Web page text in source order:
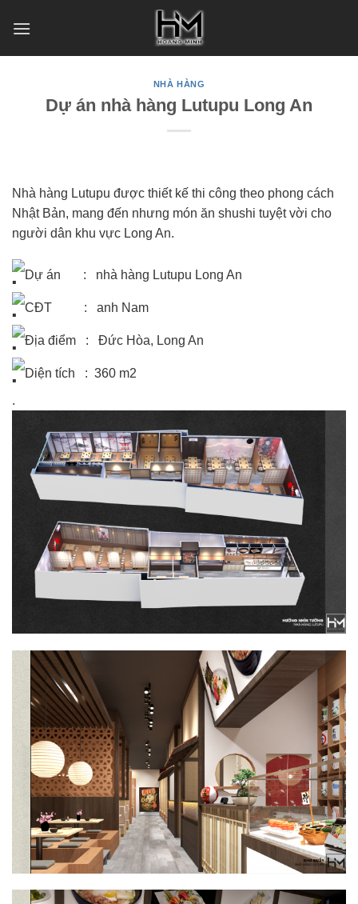
NHÀ HÀNG
Dự án nhà hàng Lutupu Long An
Nhà hàng Lutupu được thiết kế thi công theo phong cách
Nhật Bản, mang đến nhưng món ăn shushi tuyệt vời cho
người dân khu vực Long An.
Dự án : nhà hàng Lutupu Long An
CĐT : anh Nam
Địa điểm : Đức Hòa, Long An
Diện tích : 360 m2
.